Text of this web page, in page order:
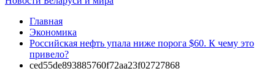
Главная
Экономика
Российская нефть упала ниже порога $60. К чему это
привело?
ced55de893885760f72aa23f02727868